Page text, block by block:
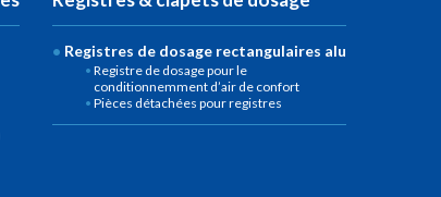
Registres de dosage rectangulaires alu
Registre de dosage pour le
conditionnemment d’air de confort
Pièces détachées pour registres